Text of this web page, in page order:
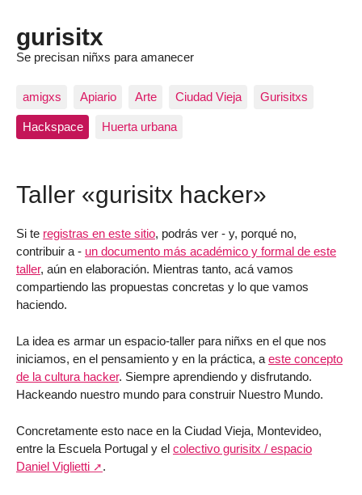
gurisitx
Se precisan niñxs para amanecer
amigxs Apiario Arte Ciudad Vieja Gurisitxs
Hackspace Huerta urbana
Taller «gurisitx hacker»
Si te registras en este sitio, podrás ver - y, porqué no,
contribuir a - un documento más académico y formal de este
taller, aún en elaboración. Mientras tanto, acá vamos
compartiendo las propuestas concretas y lo que vamos
haciendo.
La idea es armar un espacio-taller para niñxs en el que nos
iniciamos, en el pensamiento y en la práctica, a este concepto
de la cultura hacker. Siempre aprendiendo y disfrutando.
Hackeando nuestro mundo para construir Nuestro Mundo.
Concretamente esto nace en la Ciudad Vieja, Montevideo,
entre la Escuela Portugal y el colectivo gurisitx / espacio
Daniel Viglietti
.